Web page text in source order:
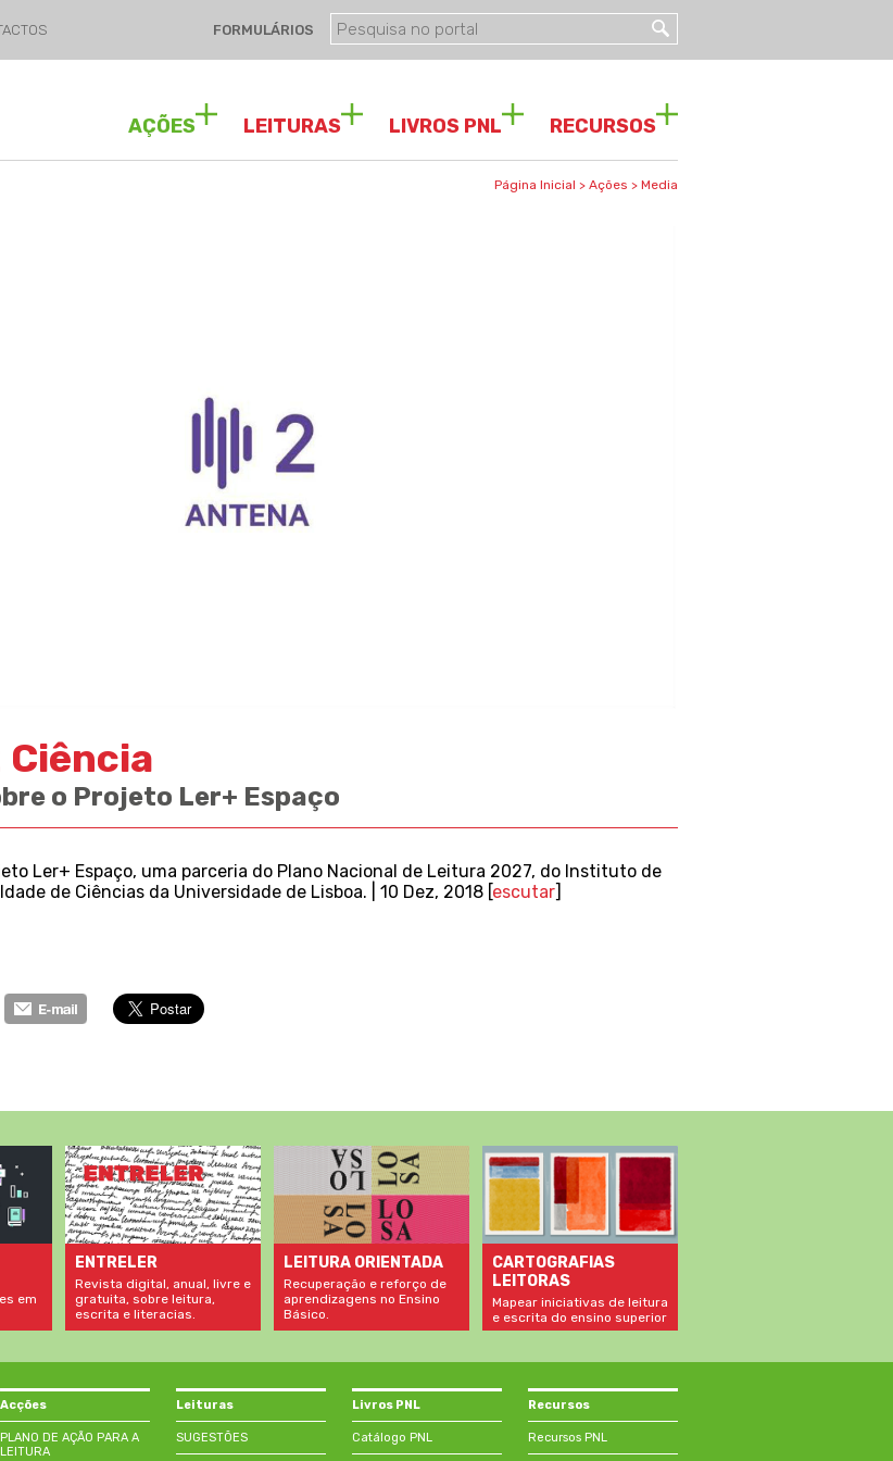
FORMULÁRIOS
RECURSOS
LIVROS PNL
LEITURAS
AÇÕES
Página Inicial > Ações > Media
o Projeto Ler+ Espaço
Ler+ Espaço, uma parceria do Plano Nacional de Leitura 2027, do Instituto de
de Ciências da Universidade de Lisboa. | 10 Dez, 2018 [escutar]
em
ENTRELER
Revista digital, anual, livre e
gratuita, sobre leitura,
escrita e literacias.
LEITURA ORIENTADA
Recuperação e reforço de
aprendizagens no Ensino
Básico.
CARTOGRAFIAS
LEITORAS
Mapear iniciativas de leitura
e escrita do ensino superior
Acções
PLANO DE AÇÃO PARA A
LEITURA
Leituras
SUGESTÕES
Livros PNL
Catálogo PNL
Recursos
Recursos PNL